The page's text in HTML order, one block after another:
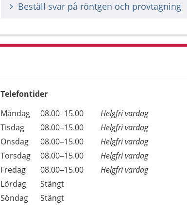
Beställ svar på röntgen och provtagning
Telefontider
Dag
Öppettider
Kommentarer
Måndag 08.00–15.00
Helgfri vardag
Tisdag
08.00–15.00
Helgfri vardag
Onsdag
08.00–15.00
Helgfri vardag
Torsdag
08.00–15.00
Helgfri vardag
Fredag
08.00–15.00
Helgfri vardag
Lördag
Stängt
Söndag
Stängt